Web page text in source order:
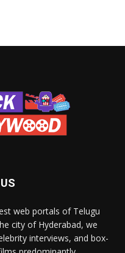
web portals of Telugu
city of Hyderabad, we
interviews, and box-